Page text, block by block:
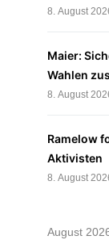
8. August
Maier:
Wahlen
8. August
Ramelow
Aktivisten
8. August
August